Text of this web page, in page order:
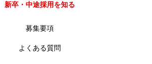
新卒・中途採用を知る
募集要項
よくある質問